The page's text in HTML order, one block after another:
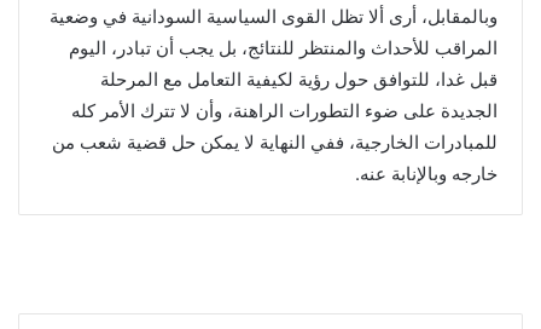
وبالمقابل، أرى ألا تظل القوى السياسية السودانية في وضعية
المراقب للأحداث والمنتظر للنتائج، بل يجب أن تبادر، اليوم
قبل غدا، للتوافق حول رؤية لكيفية التعامل مع المرحلة
الجديدة على ضوء التطورات الراهنة، وأن لا تترك الأمر كله
للمبادرات الخارجية، ففي النهاية لا يمكن حل قضية شعب من
خارجه وبالإنابة عنه.